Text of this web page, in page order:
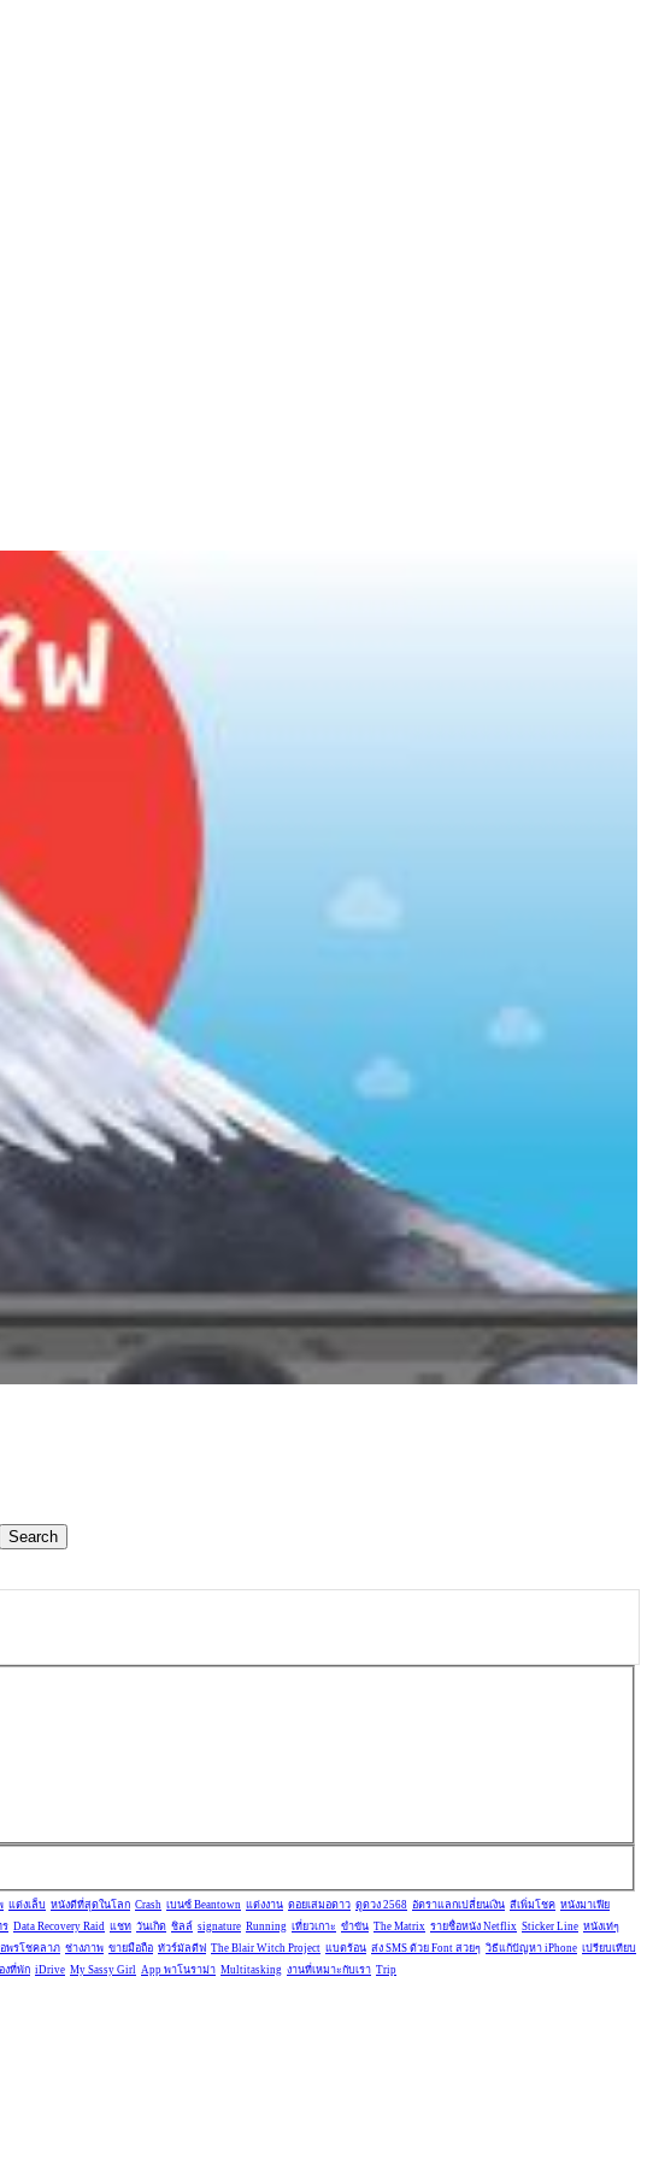
แต่งเล็บ หนังดีที่สุดในโลก Crash เบนซ์ Beantown แต่งงาน ดอยเสมอดาว ดูดวง 2568 อัตราแลกเปลี่ยนเงิน สีเพิ่มโชค หนังมาเฟีย
ร Data Recovery Raid แชท วันเกิด ชิลล์ signature Running เที่ยวเกาะ ขำขัน The Matrix รายชื่อหนัง Netflix Sticker Line หนังเท่ๆ
พรโชคลาภ ช่างภาพ ขายมือถือ ทัวร์มัลดีฟ The Blair Witch Project แบตร้อน ส่ง SMS ด้วย Font สวยๆ วิธีแก้ปัญหา iPhone เปรียบเทียบ
งที่พัก iDrive My Sassy Girl App พาโนราม่า Multitasking งานที่เหมาะกับเรา Trip